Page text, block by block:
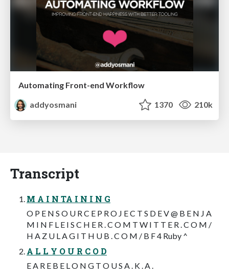
Automating Front-end Workflow
addyosmani
1370 210k
Transcript
M A I N TA I N I N G
O P E N S O U R C E P R O J E C T S D E V @ B E N J A
M I N F L E I S C H E R . C O M T W I T T E R . C O M /
H A Z U L A G I T H U B . C O M / B F 4 Ruby ^
A L L Y O U R C O D
E A R E B E L O N G T O U S A . K . A .